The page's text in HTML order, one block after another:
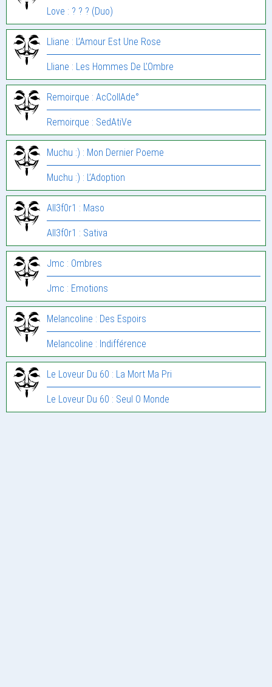
Love : ? ? ? (Duo)
Lliane : L’Amour Est Une Rose
Lliane : Les Hommes De L’Ombre
Remoirque : AcCollAde°
Remoirque : SedAtiVe
Muchu :) : Mon Dernier Poeme
Muchu :) : L’Adoption
All3f0r1 : Maso
All3f0r1 : Sativa
Jmc : Ombres
Jmc : Emotions
Melancoline : Des Espoirs
Melancoline : Indifférence
Le Loveur Du 60 : La Mort Ma Pri
Le Loveur Du 60 : Seul O Monde